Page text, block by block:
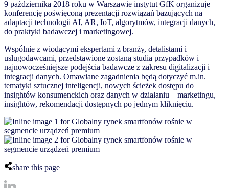
9 października 2018 roku w Warszawie instytut GfK organizuje
konferencję poświęconą prezentacji rozwiązań bazujących na
adaptacji technologii AI, AR, IoT, algorytmów, integracji danych,
do praktyki badawczej i marketingowej.
Wspólnie z wiodącymi ekspertami z branży, detalistami i
usługodawcami, przedstawione zostaną studia przypadków i
najnowocześniejsze podejścia badawcze z zakresu digitalizacji i
integracji danych. Omawiane zagadnienia będą dotyczyć m.in.
tematyki sztucznej inteligencji, nowych ścieżek dostępu do
insightów konsumenckich oraz danych w działaniu – marketingu,
insightów, rekomendacji dostępnych po jednym kliknięciu.
share this page